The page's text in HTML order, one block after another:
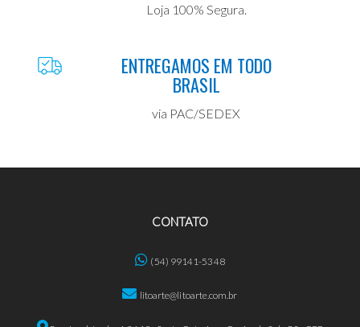
Loja 100% Segura.
ENTREGAMOS EM TODO
BRASIL
via PAC/SEDEX
CONTATO
(54) 99141-5348
litoarte@litoarte.com.br